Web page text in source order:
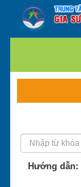
Hướng dẫn: